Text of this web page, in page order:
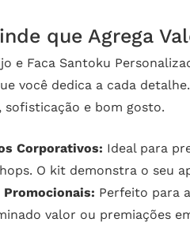
que Agrega
e Faca Santoku
você dedica a cada
sofisticação e bom gosto.
Corporativos: Ideal para
O kit demonstra o seu
Promocionais: Perfeito para
valor ou premiações